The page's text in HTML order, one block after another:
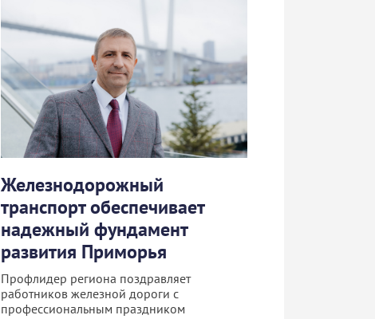
Железнодорожный
транспорт обеспечивает
надежный фундамент
развития Приморья
Профлидер региона поздравляет
работников железной дороги с
профессиональным праздником